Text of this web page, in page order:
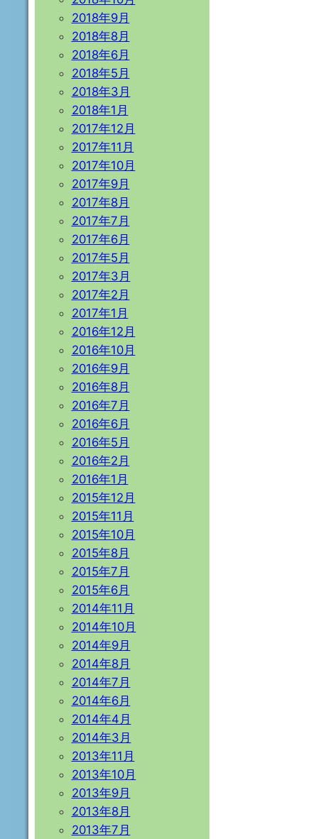
2018年9月
2018年8月
2018年6月
2018年5月
2018年3月
2018年1月
2017年12月
2017年11月
2017年10月
2017年9月
2017年8月
2017年7月
2017年6月
2017年5月
2017年3月
2017年2月
2017年1月
2016年12月
2016年10月
2016年9月
2016年8月
2016年7月
2016年6月
2016年5月
2016年2月
2016年1月
2015年12月
2015年11月
2015年10月
2015年8月
2015年7月
2015年6月
2014年11月
2014年10月
2014年9月
2014年8月
2014年7月
2014年6月
2014年4月
2014年3月
2013年11月
2013年10月
2013年9月
2013年8月
2013年7月